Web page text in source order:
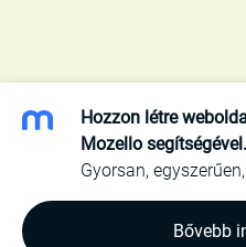
Hozzon létre
Mozello segítségével.
Gyorsan,
Bővebb